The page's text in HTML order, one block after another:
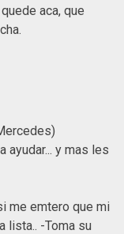
aca, que
ayudar... y mas les
me emtero que mi
lista.. -Toma su